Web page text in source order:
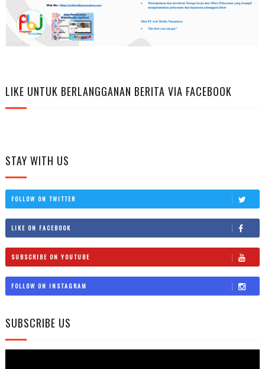
LIKE UNTUK BERLANGGANAN BERITA VIA FACEBOOK
STAY WITH US
FOLLOW ON TWITTER
LIKE ON FACEBOOK
SUBSCRIBE ON YOUTUBE
FOLLOW ON INSTAGRAM
SUBSCRIBE US